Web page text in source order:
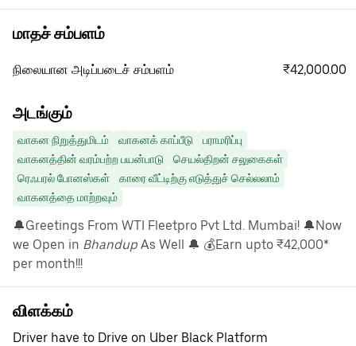
மாதச் சம்பளம்
நிலையான அடிப்படைச் சம்பளம் ₹42,000.00
அடங்கும்
வாகன நிறுத்துமிடம் வாகனக் காப்பீடு
பராமரிப்பு
வாகனத்தின் வரம்பற்ற பயன்பாடு
செயல்திறன் சலுகைகள்
ரெஃபரல் போனஸ்கள்
காரை வீட்டிற்கு எடுத்துச் செல்லலாம்
வாகனத்தை மாற்றவும்
🔔Greetings From WTI Fleetpro Pvt Ltd. Mumbai! 🔔Now
we Open in Bhandup As Well 🔔 💰Earn upto ₹42,000*
per month!!!
விளக்கம்
Driver have to Drive on Uber Black Platform